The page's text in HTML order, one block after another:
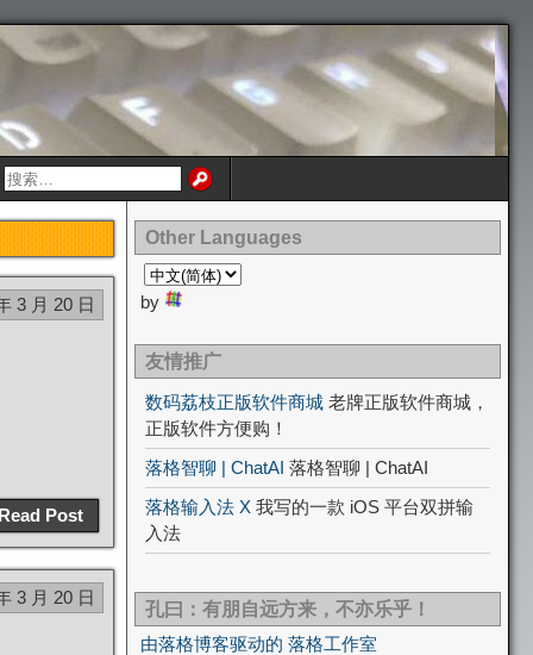
3 月 20 日
Post
3 月 20 日
Other Languages
by
友情推广
数码荔枝正版软件商城 老牌正版软件商城，
正版软件方便购！
落格智聊 | ChatAI 落格智聊 | ChatAI
落格输入法 X 我写的一款 iOS 平台双拼输
入法
孔曰：有朋自远方来，不亦乐乎！
由落格博客驱动的 落格工作室